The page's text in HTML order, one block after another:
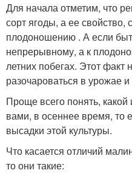
Для начала отметим, что
сорт ягоды, а ее
плодоношению . А если
непрерывному, а к
летних побегах. Этот
разочароваться в урожае и
Проще всего понять,
вами, в осеннее время, то
высадки этой культуры.
Что касается отличий
то они такие: